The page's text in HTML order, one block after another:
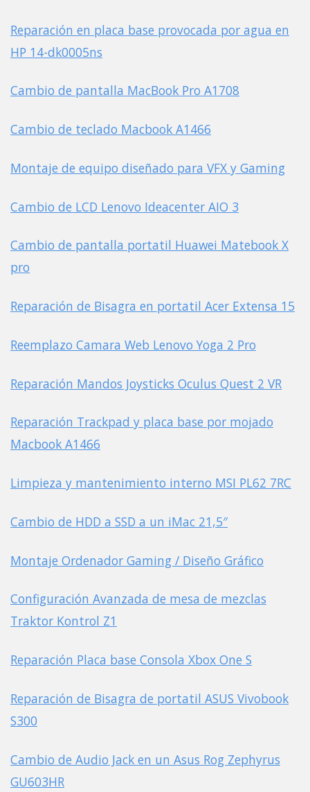
Reparación en placa base provocada por agua en
HP 14-dk0005ns
Cambio de pantalla MacBook Pro A1708
Cambio de teclado Macbook A1466
Montaje de equipo diseñado para VFX y Gaming
Cambio de LCD Lenovo Ideacenter AIO 3
Cambio de pantalla portatil Huawei Matebook X
pro
Reparación de Bisagra en portatil Acer Extensa 15
Reemplazo Camara Web Lenovo Yoga 2 Pro
Reparación Mandos Joysticks Oculus Quest 2 VR
Reparación Trackpad y placa base por mojado
Macbook A1466
Limpieza y mantenimiento interno MSI PL62 7RC
Cambio de HDD a SSD a un iMac 21,5″
Montaje Ordenador Gaming / Diseño Gráfico
Configuración Avanzada de mesa de mezclas
Traktor Kontrol Z1
Reparación Placa base Consola Xbox One S
Reparación de Bisagra de portatil ASUS Vivobook
S300
Cambio de Audio Jack en un Asus Rog Zephyrus
GU603HR